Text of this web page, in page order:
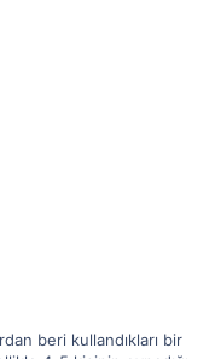
beri kullandıkları bir